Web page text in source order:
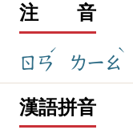
注 音
ㄖㄢ
ˊ
ㄌㄧㄠ
ˋ
漢語拼音